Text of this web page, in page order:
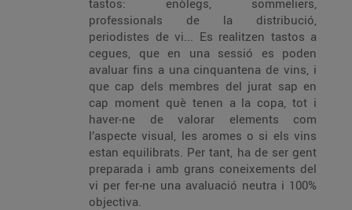
tastos: enòlegs, sommeliers,
professionals de la distribució,
periodistes de vi... Es realitzen tastos a
cegues, que en una sessió es poden
avaluar fins a una cinquantena de vins, i
que cap dels membres del jurat sap en
cap moment què tenen a la copa, tot i
haver-ne de valorar elements com
l’aspecte visual, les aromes o si els vins
estan equilibrats. Per tant, ha de ser gent
preparada i amb grans coneixements del
vi per fer-ne una avaluació neutra i 100%
objectiva.